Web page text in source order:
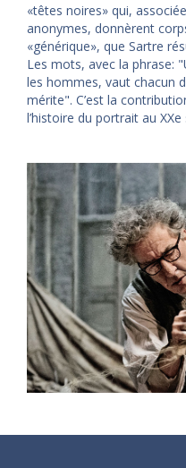
«têtes noires» qui,
anonymes, donnèrent
«générique», que Sartre
Les mots, avec la phrase:
les hommes, vaut chacun
mérite". C’est la
l’histoire du portrait au XXe